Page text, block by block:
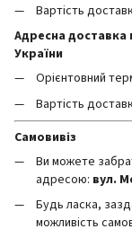
Вартість
Адресна доставка
України
Орієнтовний
Вартість
Самовивіз
Ви можете
адресою: вул.
Будь ласка,
можливість